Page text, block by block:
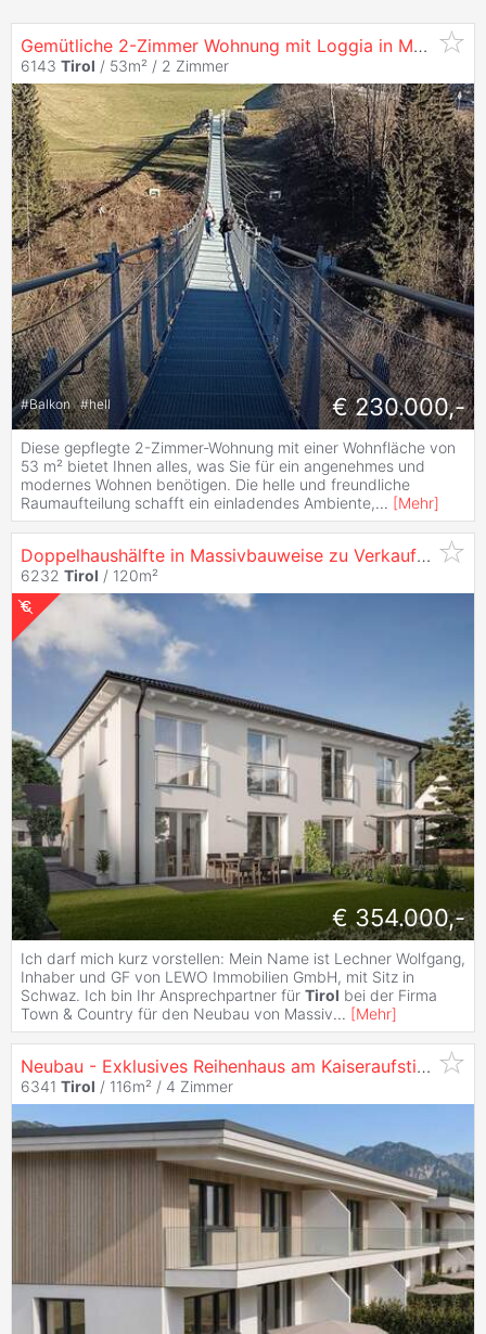
Gemütliche 2-Zimmer Wohnung mit Loggia in Matrei am Brenner - 53M² Wohnkomfort
6143 Tirol / 53m² / 2 Zimmer
#Balkon #hell € 230.000,-
Diese gepflegte 2-Zimmer-Wohnung mit einer Wohnfläche von
53 m² bietet Ihnen alles, was Sie für ein angenehmes und
modernes Wohnen benötigen. Die helle und freundliche
Raumaufteilung schafft ein einladendes Ambiente,... [Mehr]
Doppelhaushälfte in Massivbauweise zu Verkaufen - Grundstücke Bereits Vorhanden!
6232 Tirol / 120m²
€ 354.000,-
Ich darf mich kurz vorstellen: Mein Name ist Lechner Wolfgang,
Inhaber und GF von LEWO Immobilien GmbH, mit Sitz in
Schwaz. Ich bin Ihr Ansprechpartner für Tirol bei der Firma
Town & Country für den Neubau von Massiv... [Mehr]
Neubau - Exklusives Reihenhaus am Kaiseraufstieg
6341 Tirol / 116m² / 4 Zimmer